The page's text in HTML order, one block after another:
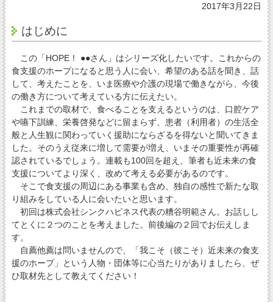
2017年3月22日
はじめに
この「HOPE！ ●●さん」はシリーズ化したいです。これからの
食支援のホープになると思う人に会い、希望のある話を聞き、話
して、考えたことを、いま医療や介護の現場で働きながら、今後
の働き方について考えている方に伝えたい。
これまでの取材で、食べることを支えるというのは、口腔ケア
や嚥下訓練、栄養啓発などに留まらず、患者（利用者）の生活全
般と人生観に関わっていく援助にならざるを得ないと聞いてきま
した。そのうえ従来に増して需要が増え、いまその重要性が再確
認されているでしょう。連載も100回を超え、筆者も近未来の食
支援についてより深く、改めて考える必要があるのです。
そこで食支援の周辺にある事業も含め、独自の感性で新たな取
り組みをしている人に会いたいと思います。
初回は株式会社シンクハピネス代表の糟谷明範さん。お話しし
てとくに２つのことを考えました。前後編の２回でお伝えしま
す。
自薦他薦は問いませんので、「我こそ（彼こそ）近未来の食支
援のホープ」という人物・団体等に心当たりがありましたら、ぜ
ひ取材先として教えてください！